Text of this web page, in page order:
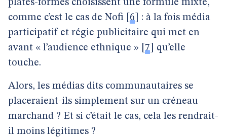
plates-formes choisissent une formule mixte,
comme c’est le cas de Nofi 6
: à la fois média
participatif et régie publicitaire qui met en
avant « l’audience ethnique »
7
qu’elle
touche.
Alors, les médias dits communautaires se
placeraient-ils simplement sur un créneau
marchand ? Et si c’était le cas, cela les rendrait-
il moins légitimes ?